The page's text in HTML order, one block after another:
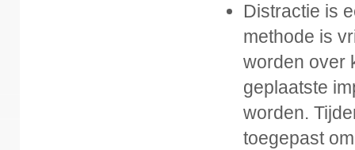
Distractie is
methode is
worden over
geplaatste
worden.
toegepast